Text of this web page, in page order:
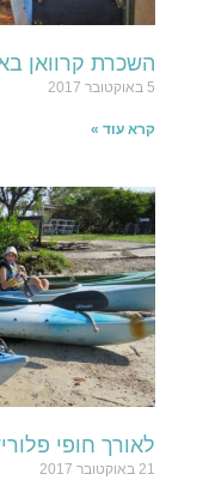
השכרת קרוואן
5 באוקטובר 2017
קרא עוד »
לאורך חופי
21 באוקטובר 2017